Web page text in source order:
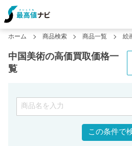
ホーム 商品検索 商品一覧 絵
中国美術の高価買取価格一
覧
この条件で